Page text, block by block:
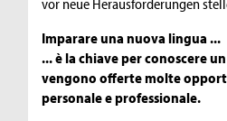
Imparare una nuova lingua ...
... è la chiave per conoscere
vengono offerte molte
personale e professionale.